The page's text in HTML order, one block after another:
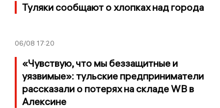
Туляки сообщают о хлопках над города
06/08 17:20
«Чувствую, что мы беззащитные и
уязвимые»: тульские предприниматели
рассказали о потерях на складе WB в
Алексине